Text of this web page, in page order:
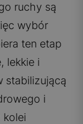
ruchy są
wybór
ten etap
lekkie i
stabilizującą
i
kolei